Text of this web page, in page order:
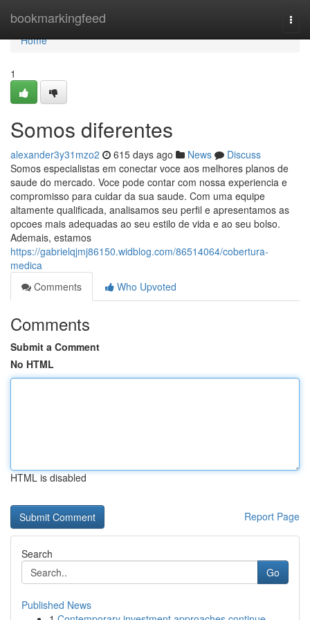
bookmarkingfeed
Home
Home
1
Somos diferentes
alexander3y31mzo2 615 days ago News
Discuss
Somos especialistas em conectar voce aos melhores planos de
saude do mercado. Voce pode contar com nossa experiencia e
compromisso para cuidar da sua saude. Com uma equipe
altamente qualificada, analisamos seu perfil e apresentamos as
opcoes mais adequadas ao seu estilo de vida e ao seu bolso.
Ademais, estamos
https://gabrielqjmj86150.widblog.com/86514064/cobertura-
medica
Comments
Who Upvoted
Comments
Submit a Comment
No HTML
HTML is disabled
Report Page
Search
Go
Published News